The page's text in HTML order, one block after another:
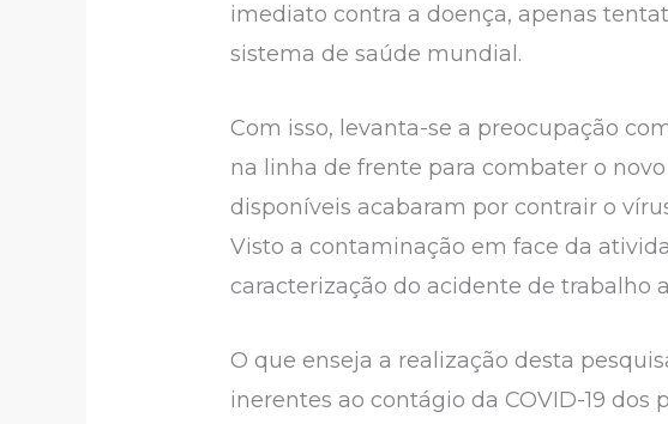
imediato contra a doença, apenas
sistema de saúde mundial.
Com isso, levanta-se a preocupação
na linha de frente para combater o
disponíveis acabaram por contrair o
Visto a contaminação em face da
caracterização do acidente de trabalho
O que enseja a realização desta
inerentes ao contágio da COVID-19